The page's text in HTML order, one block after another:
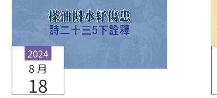
2024
8 月
18